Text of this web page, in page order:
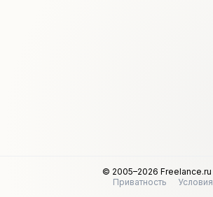
© 2005–2026 Freelance.ru
Приватность
Условия